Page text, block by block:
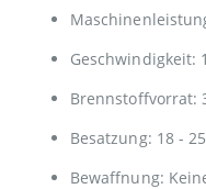
Geschwindigkeit:
Brennstoffvorrat:
Besatzung: 18 -
Bewaffnung: